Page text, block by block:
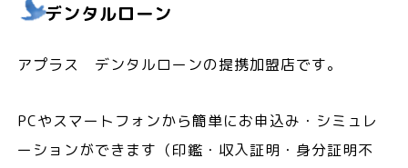
デンタルローン
アプラス デンタルローンの提携加盟店です。
PCやスマートフォンから簡単にお申込み・シミュレ
ーションができます（印鑑・収入証明・身分証明不